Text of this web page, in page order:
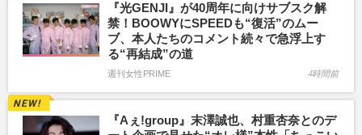
『光GENJI』が40周年に向けサブスク解
禁！BOOWYにSPEEDも“復活”のムー
ブ、本人たちのコメント続々で急浮上す
る“再結成”の道
週刊女性PRIME 4時間前
『Aぇ!group』末澤誠也、村重杏奈とのデ